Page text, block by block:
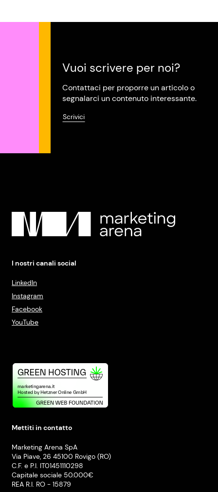
Vuoi scrivere per noi?
Contattaci per proporre un articolo o
segnalarci un contenuto interessante.
Scrivici
I nostri canali social
LinkedIn
Instagram
Facebook
YouTube
Mettiti in contatto
Marketing Arena SpA
Via Piave, 26 45100 Rovigo (RO)
C.F. e P.I. IT01451110298
Capitale sociale 50.000€
REA R.I. RO - 15879